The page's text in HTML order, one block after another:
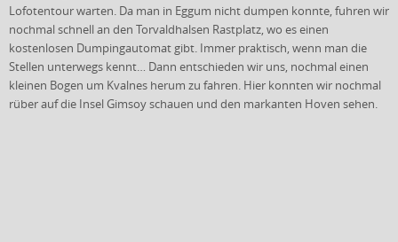
Lofotentour warten. Da man in Eggum nicht dumpen konnte, fuhren wir
nochmal schnell an den Torvaldhalsen Rastplatz, wo es einen
kostenlosen Dumpingautomat gibt. Immer praktisch, wenn man die
Stellen unterwegs kennt… Dann entschieden wir uns, nochmal einen
kleinen Bogen um Kvalnes herum zu fahren. Hier konnten wir nochmal
rüber auf die Insel Gimsoy schauen und den markanten Hoven sehen.